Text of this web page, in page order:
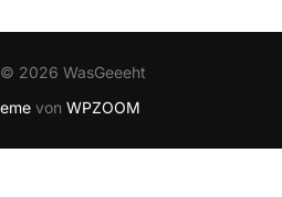
2026 WasGeeeht
von WPZOOM